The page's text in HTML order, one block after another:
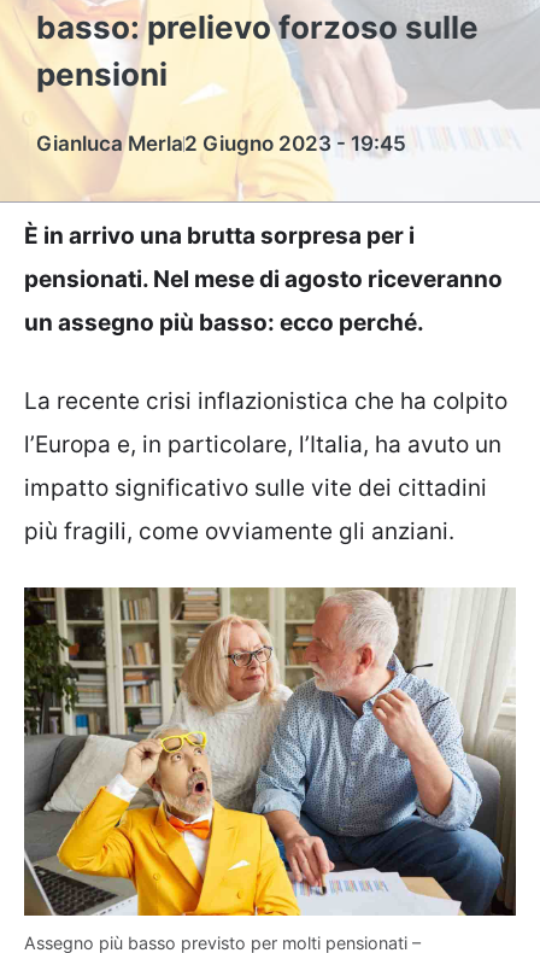
basso: prelievo forzoso sulle
pensioni
Gianluca Merla2 Giugno 2023 - 19:45
È in arrivo una brutta sorpresa per i
pensionati. Nel mese di agosto riceveranno
un assegno più basso: ecco perché.
La recente crisi inflazionistica che ha colpito
l’Europa e, in particolare, l’Italia, ha avuto un
impatto significativo sulle vite dei cittadini
più fragili, come ovviamente gli anziani.
Assegno più basso previsto per molti pensionati –